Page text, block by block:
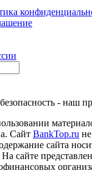
- наш
Сайт BankTop.ru
сайта
сайте